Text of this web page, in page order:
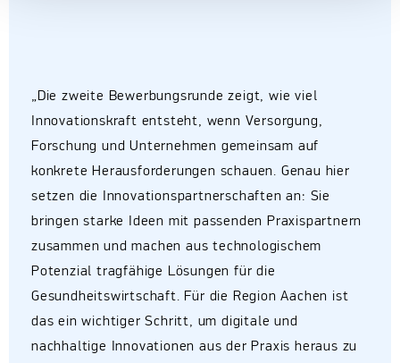
„Die zweite Bewerbungsrunde zeigt, wie viel
Innovationskraft entsteht, wenn Versorgung,
Forschung und Unternehmen gemeinsam auf
konkrete Herausforderungen schauen. Genau hier
setzen die Innovationspartnerschaften an: Sie
bringen starke Ideen mit passenden Praxispartnern
zusammen und machen aus technologischem
Potenzial tragfähige Lösungen für die
Gesundheitswirtschaft. Für die Region Aachen ist
das ein wichtiger Schritt, um digitale und
nachhaltige Innovationen aus der Praxis heraus zu